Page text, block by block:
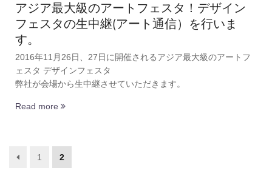
アジア最大級のアートフェスタ！デザイン
フェスタの生中継(アート通信）を行いま
す。
2016年11月26日、27日に開催されるアジア最大級のアートフ
ェスタ デザインフェスタ
弊社が会場から生中継させていただきます。
Read more
1 2